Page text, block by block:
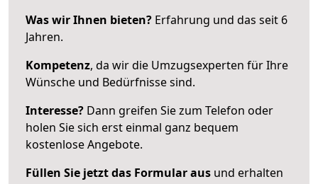
Was wir Ihnen bieten? Erfahrung und das seit 6
Jahren.
Kompetenz, da wir die Umzugsexperten für Ihre
Wünsche und Bedürfnisse sind.
Interesse? Dann greifen Sie zum Telefon oder
holen Sie sich erst einmal ganz bequem
kostenlose Angebote.
Füllen Sie jetzt das Formular aus und erhalten